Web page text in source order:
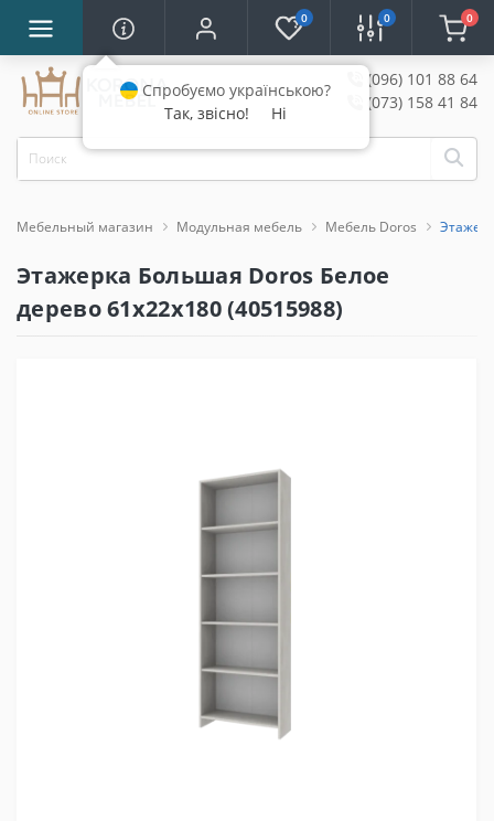
0 0 0
(096) 101 88 64
(073) 158 41 84
Мебельный магазин Модульная мебель Мебель Doros
Этажерка Большая Doros Белое
дерево 61х22х180 (40515988)
Спробуємо українською?
Так, звісно!
Ні